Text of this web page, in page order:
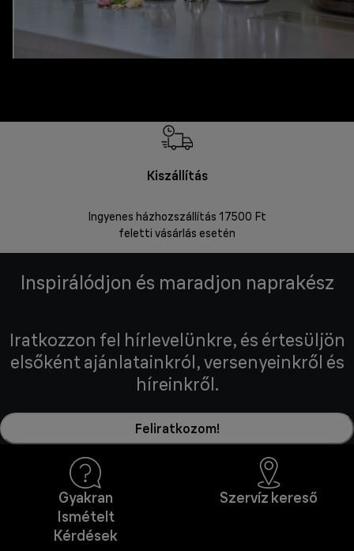
Kiszállítás
Ingyenes házhozszállítás 17500 Ft
feletti vásárlás esetén
Inspirálódjon és maradjon naprakész
Iratkozzon fel hírlevelünkre, és értesüljön
elsőként ajánlatainkról, versenyeinkről és
híreinkről.
Feliratkozom!
Gyakran
Ismételt
Kérdések
Szervíz kereső